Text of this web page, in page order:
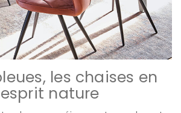
les chaises en
nature